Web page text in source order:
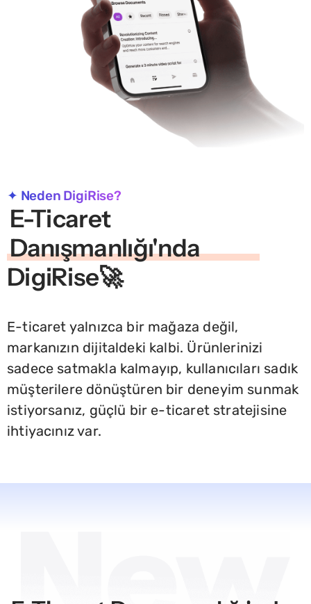
✦ Neden DigiRise?
E-Ticaret
Danışmanlığı'nda
DigiRise🚀
E-ticaret yalnızca bir mağaza değil,
markanızın dijitaldeki kalbi. Ürünlerinizi
sadece satmakla kalmayıp, kullanıcıları sadık
müşterilere dönüştüren bir deneyim sunmak
istiyorsanız, güçlü bir e-ticaret stratejisine
ihtiyacınız var.